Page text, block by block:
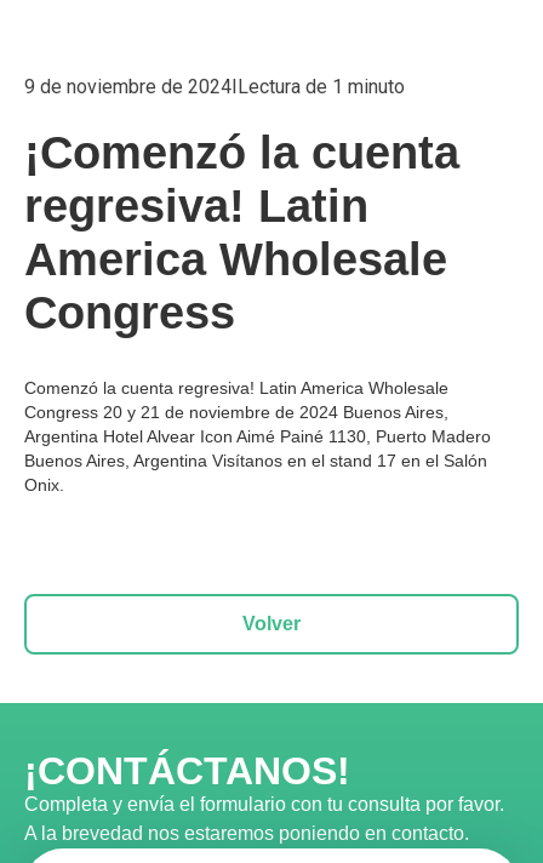
9 de noviembre de 2024ILectura de 1 minuto
¡Comenzó la cuenta
regresiva! Latin
America Wholesale
Congress
Comenzó la cuenta regresiva! Latin America Wholesale
Congress 20 y 21 de noviembre de 2024 Buenos Aires,
Argentina Hotel Alvear Icon Aimé Painé 1130, Puerto Madero
Buenos Aires, Argentina Visítanos en el stand 17 en el Salón
Onix.
Volver
¡CONTÁCTANOS!
Completa y envía el formulario con tu consulta por favor.
A la brevedad nos estaremos poniendo en contacto.